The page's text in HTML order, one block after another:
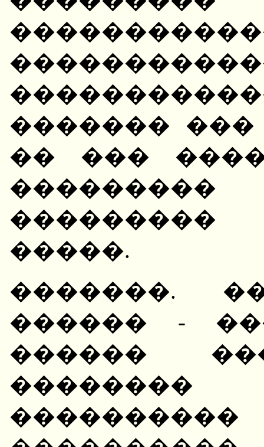
�������
�� ���
��������� F-
�����.
�������.
������ -
������